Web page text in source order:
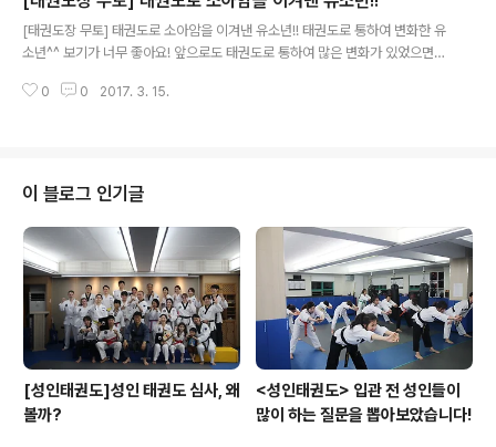
면 어릴적 요상한 폼으로 태권도액자 하나씩 가지고 계시
잖아요? 전...없답니다...ㅜㅜ 왜 없을까.. 두근두근...설레는
가봐요! 저의 유리멘탈을 부디 치료 해주시길... 상처 치료
[태권도장 무토] 태권도로 소아암을 이겨낸 유소년!! 태권도로 통하여 변화한 유
소년^^ 보기가 너무 좋아요! 앞으로도 태권도로 통하여 많은 변화가 있었으면
0 0 2017. 3. 15.
이 블로그 인기글
[성인태권도]성인 태권도 심사, 왜
볼까?
<성인태권도> 입관 전 성인들이
많이 하는 질문을 뽑아보았습니다!